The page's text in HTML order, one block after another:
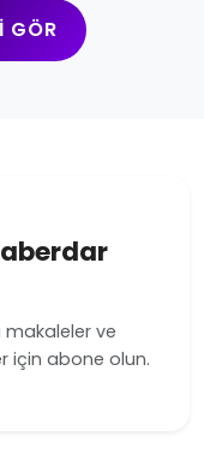
GÖR
ve
için abone olun.